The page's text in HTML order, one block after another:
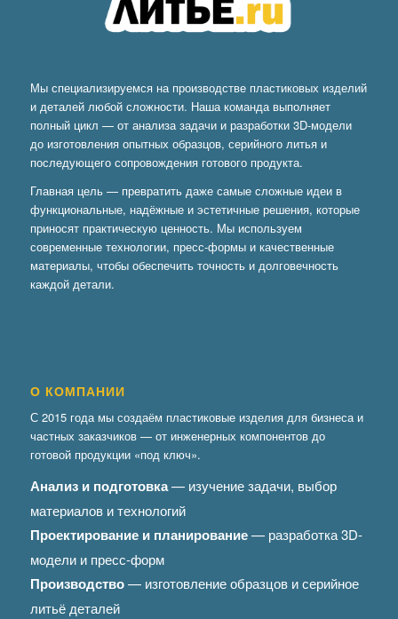
Мы специализируемся на производстве пластиковых изделий
и деталей любой сложности. Наша команда выполняет
полный цикл — от анализа задачи и разработки 3D-модели
до изготовления опытных образцов, серийного литья и
последующего сопровождения готового продукта.
Главная цель — превратить даже самые сложные идеи в
функциональные, надёжные и эстетичные решения, которые
приносят практическую ценность. Мы используем
современные технологии, пресс-формы и качественные
материалы, чтобы обеспечить точность и долговечность
каждой детали.
О КОМПАНИИ
С 2015 года мы создаём пластиковые изделия для бизнеса и
частных заказчиков — от инженерных компонентов до
готовой продукции «под ключ».
Анализ и подготовка— изучение задачи, выбор
материалов и технологий
Проектирование и планирование— разработка 3D-
модели и пресс-форм
Производство— изготовление образцов и серийное
литьё деталей